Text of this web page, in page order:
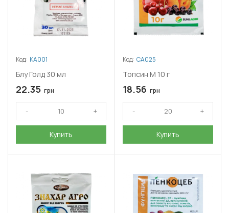
Код: КА001
Блу Голд 30 мл
22.35 грн
Купить
Код: СА025
Топсин М 10 г
18.56 грн
Купить